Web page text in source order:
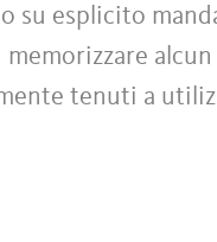
su esplicito
tenuti a